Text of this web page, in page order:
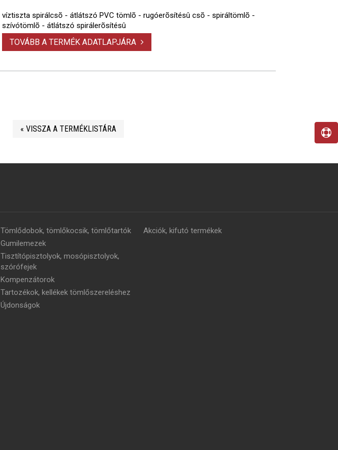
víztiszta spirálcsõ - átlátszó PVC tömlõ - rugóerõsítésû csõ - spiráltömlõ -
szívótömlõ - átlátszó spirálerõsítésû
TOVÁBB A TERMÉK ADATLAPJÁRA
« VISSZA A TERMÉKLISTÁRA
Tömlődobok, tömlőkocsik, tömlőtartók
Gumilemezek
Tisztítópisztolyok, mosópisztolyok,
szórófejek
Kompenzátorok
Tartozékok, kellékek tömlőszereléshez
Újdonságok
Akciók, kifutó termékek